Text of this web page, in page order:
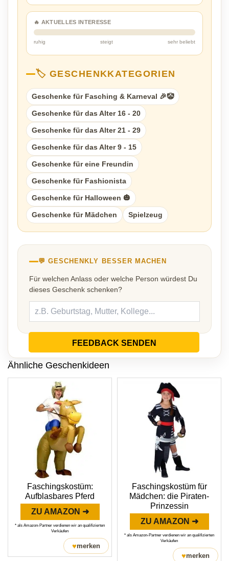
🔥 AKTUELLES INTERESSE
ruhig steigt sehr beliebt
🏷️ GESCHENKKATEGORIEN
Geschenke für Fasching & Karneval 🎉🤡
Geschenke für das Alter 16 - 20
Geschenke für das Alter 21 - 29
Geschenke für das Alter 9 - 15
Geschenke für eine Freundin
Geschenke für Fashionista
Geschenke für Halloween 🎃
Geschenke für Mädchen Spielzeug
💬 GESCHENKLY BESSER MACHEN
Für welchen Anlass oder welche Person würdest Du
dieses Geschenk schenken?
FEEDBACK SENDEN
Ähnliche Geschenkideen
Faschingskostüm:
Aufblasbares Pferd
ZU AMAZON ➜
* als Amazon-Partner verdienen wir an qualifizierten
Verkäufen
♥merken
Faschingskostüm für
Mädchen: die Piraten-
Prinzessin
ZU AMAZON ➜
* als Amazon-Partner verdienen wir an qualifizierten
Verkäufen
♥merken